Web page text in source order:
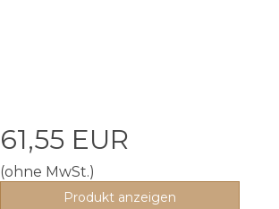
61,55 EUR
(ohne MwSt.)
Produkt anzeigen